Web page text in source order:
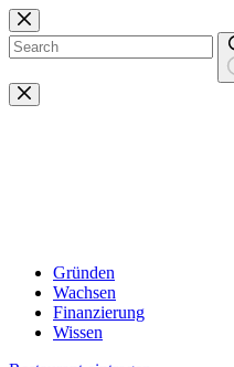
Zum
Inhalt
springen
Keine
Ergebnisse
Gründen
Wachsen
Finanzierung
Wissen